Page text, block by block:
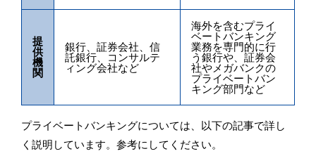
提
供
機
関
銀行、証券会社、信
託銀行、コンサルテ
ィング会社など
海外を含むプライ
ベートバンキング
業務を専門的に行
う銀行や、証券会
社やメガバンクの
プライベートバン
キング部門など
プライベートバンキングについては、以下の記事で詳し
く説明しています。参考にしてください。